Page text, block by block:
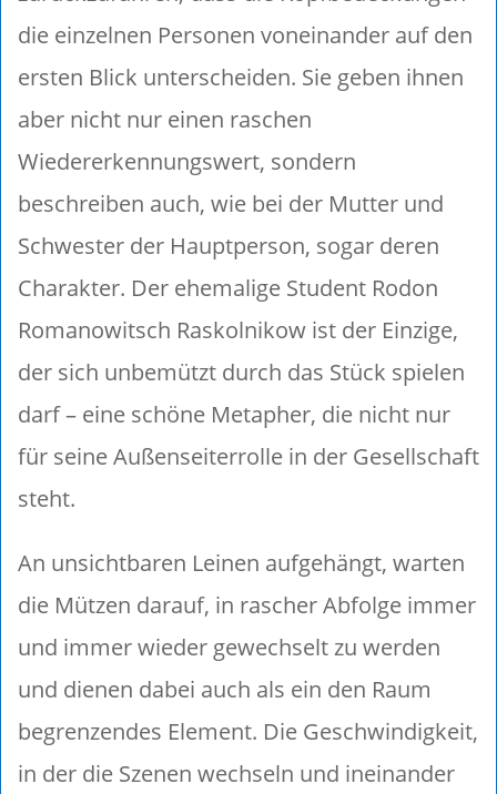
die einzelnen Personen voneinander auf den
ersten Blick unterscheiden. Sie geben ihnen
aber nicht nur einen raschen
Wiedererkennungswert, sondern
beschreiben auch, wie bei der Mutter und
Schwester der Hauptperson, sogar deren
Charakter. Der ehemalige Student Rodon
Romanowitsch Raskolnikow ist der Einzige,
der sich unbemützt durch das Stück spielen
darf – eine schöne Metapher, die nicht nur
für seine Außenseiterrolle in der Gesellschaft
steht.
An unsichtbaren Leinen aufgehängt, warten
die Mützen darauf, in rascher Abfolge immer
und immer wieder gewechselt zu werden
und dienen dabei auch als ein den Raum
begrenzendes Element. Die Geschwindigkeit,
in der die Szenen wechseln und ineinander